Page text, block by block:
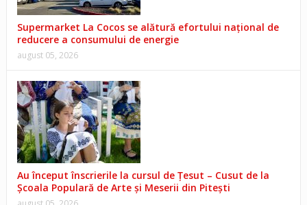
Supermarket La Cocos se alătură efortului național de
reducere a consumului de energie
august 05, 2026
Au început înscrierile la cursul de Țesut – Cusut de la
Școala Populară de Arte și Meserii din Pitești